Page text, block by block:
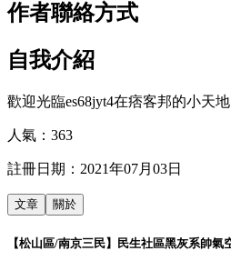
作者聯絡方式
自我介紹
歡迎光臨es68jyt4在痞客邦的小天地
人氣： 363
註冊日期： 2021年07月03日
文章 關於
【松山區/南京三民】民生社區黑灰系帥